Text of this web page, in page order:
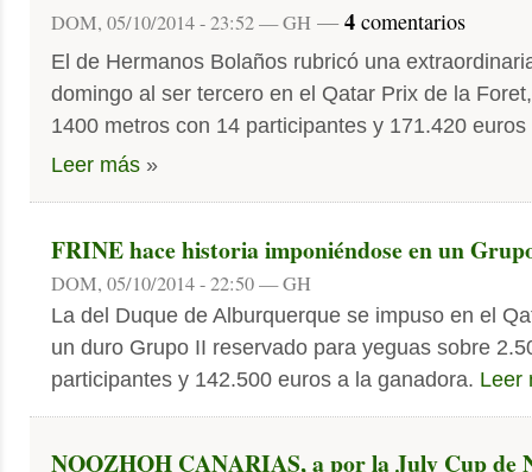
DOM, 05/10/2014 - 23:52 — GH —4 comentarios
El de Hermanos Bolaños rubricó una
domingo al ser tercero en el Qatar Prix de la
1400 metros con 14 participantes y 171.420 euros
Leer más »
FRINE hace historia imponiéndose en un
DOM, 05/10/2014 - 22:50 — GH
La del Duque de Alburquerque se impuso en el
un duro Grupo II reservado para yeguas sobre
participantes y 142.500 euros a la ganadora. Leer
NOOZHOH CANARIAS, a por la July Cup de